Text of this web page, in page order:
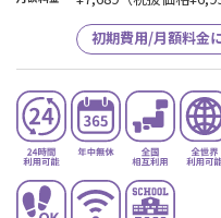
初期費用/月額料金